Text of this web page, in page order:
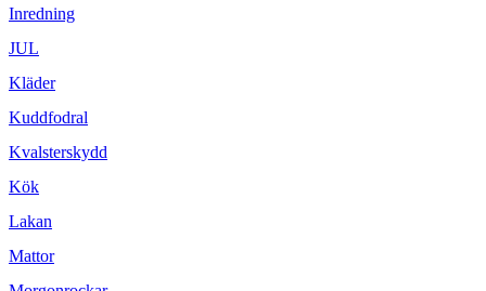
Inredning
JUL
Kläder
Kuddfodral
Kvalsterskydd
Kök
Lakan
Mattor